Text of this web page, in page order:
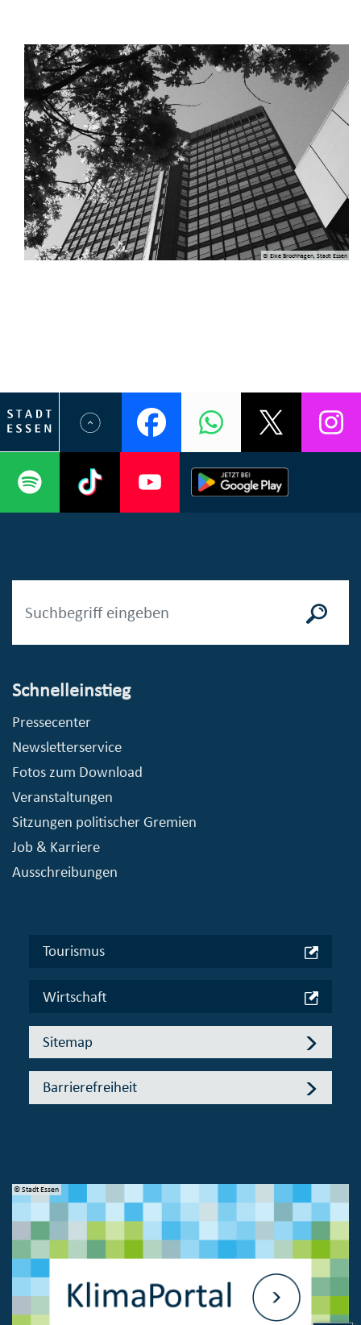
© Elke Brochhagen, Stadt Essen
Schnelleinstieg
Pressecenter
Newsletterservice
Fotos zum Download
Veranstaltungen
Sitzungen politischer Gremien
Job & Karriere
Ausschreibungen
Tourismus
Wirtschaft
Sitemap
Barrierefreiheit
© Stadt Essen